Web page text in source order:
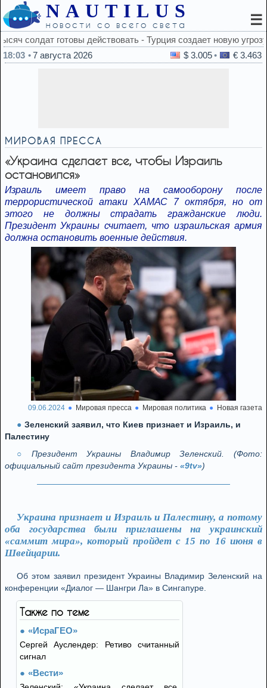
NAUTILUS
новости со всего света ☰
новую угрозу
18:03
7 августа 2026 $ 3.005 € 3.463
МИРОВАЯ ПРЕССА
«Украина сделает все, чтобы Израиль
остановился»
Израиль имеет право на самооборону после
террористической атаки ХАМАС 7 октября, но от
этого не должны страдать гражданские люди.
Президент Украины считает, что израильская армия
должна остановить военные действия.
09.06.2024 Мировая пресса Мировая политика Новая газета
Зеленский заявил, что Киев признает и Израиль, и
Палестину
Президент Украины Владимир Зеленский. (Фото:
официальный сайт президента Украины - «9tv»)
Украина признает и Израиль и Палестину, а потому
оба государства были приглашены на украинский
«саммит мира», который пройдет с 15 по 16 июня в
Швейцарии.
Об этом заявил президент Украины Владимир Зеленский на
конференции «Диалог — Шангри Ла» в Сингапуре.
Также по теме
«ИсраГЕО»
Сергей Ауслендер: Ретиво считанный
сигнал
«Вести»